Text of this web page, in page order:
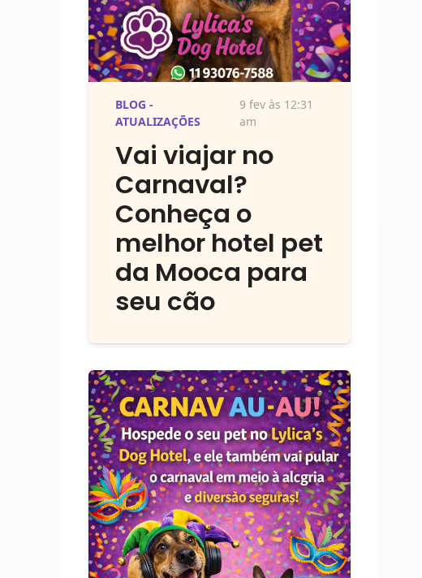
BLOG -
ATUALIZAÇÕES
9 fev às 12:31
am
Vai viajar no
Carnaval?
Conheça o
melhor hotel pet
da Mooca para
seu cão